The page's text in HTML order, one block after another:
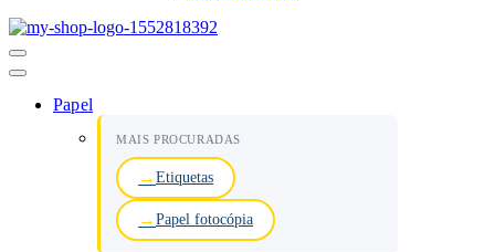
Menu
de
Papel
MAIS PROCURADAS
Etiquetas
Papel fotocópia